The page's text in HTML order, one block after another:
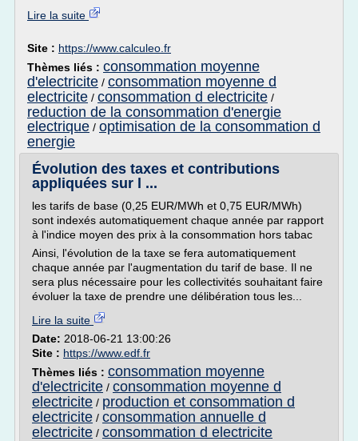
Lire la suite
Site : https://www.calculeo.fr
Thèmes liés : consommation moyenne
d'electricite / consommation moyenne d
electricite / consommation d electricite /
reduction de la consommation d'energie
electrique / optimisation de la consommation d
energie
Évolution des taxes et contributions
appliquées sur l ...
les tarifs de base (0,25 EUR/MWh et 0,75 EUR/MWh)
sont indexés automatiquement chaque année par rapport
à l'indice moyen des prix à la consommation hors tabac
Ainsi, l'évolution de la taxe se fera automatiquement
chaque année par l'augmentation du tarif de base. Il ne
sera plus nécessaire pour les collectivités souhaitant faire
évoluer la taxe de prendre une délibération tous les...
Lire la suite
Date: 2018-06-21 13:00:26
Site : https://www.edf.fr
Thèmes liés : consommation moyenne
d'electricite / consommation moyenne d
electricite / production et consommation d
electricite / consommation annuelle d
electricite / consommation d electricite